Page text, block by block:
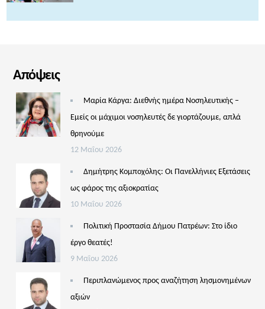
Απόψεις
Μαρία Κάργα: Διεθνής ημέρα Νοσηλευτικής –
Εμείς οι μάχιμοι νοσηλευτές δε γιορτάζουμε, απλά
θρηνούμε
12 Μαΐου 2026
Δημήτρης Κομποχόλης: Οι Πανελλήνιες Εξετάσεις
ως φάρος της αξιοκρατίας
10 Μαΐου 2026
Πολιτική Προστασία Δήμου Πατρέων: Στο ίδιο
έργο θεατές!
9 Μαΐου 2026
Περιπλανώμενος προς αναζήτηση λησμονημένων
αξιών